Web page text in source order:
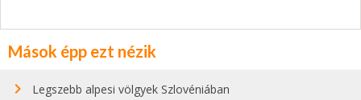
Mások épp ezt nézik
Legszebb alpesi völgyek Szlovéniában